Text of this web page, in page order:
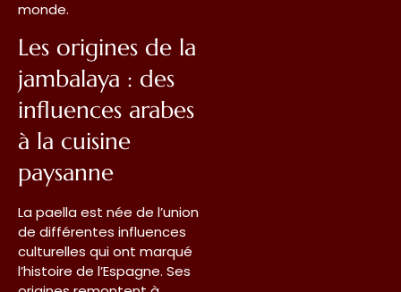
monde.
Les origines de la
jambalaya : des
influences arabes
à la cuisine
paysanne
La paella est née de l’union
de différentes influences
culturelles qui ont marqué
l’histoire de l’Espagne. Ses